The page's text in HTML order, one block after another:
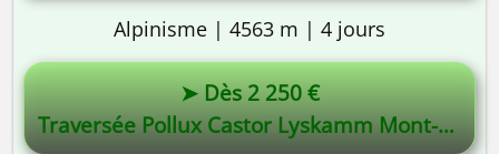
Alpinisme | 4563 m | 4 jours
➤ Dès 2 250 €
Traversée Pollux Castor Lyskamm Mont-Rose